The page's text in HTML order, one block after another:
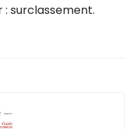
surclassement.